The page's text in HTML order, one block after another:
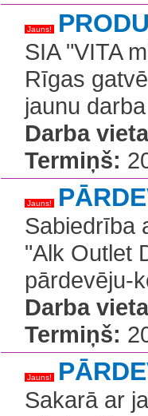
Jauns!
SIA "VITA
Rīgas
jaunu
Darba
Termiņš:
Jauns!
Sabiedrība
"Alk Outlet
pārdevēju-
Darba
Termiņš:
Jauns!
Sakarā ar